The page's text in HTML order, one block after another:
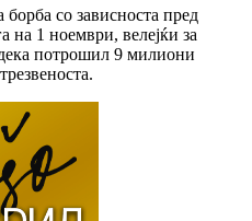
со зависноста пред
на 1 ноември, велејќи за
потрошил 9 милиони